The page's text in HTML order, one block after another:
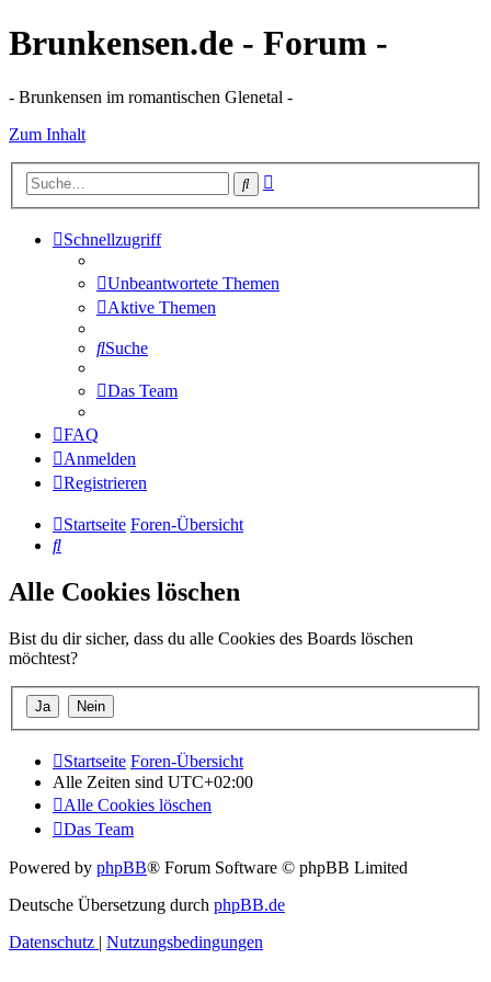
Brunkensen.de - Forum -
- Brunkensen im romantischen Glenetal -
Zum Inhalt
Suche
Schnellzugriff
Unbeantwortete Themen
Aktive Themen
Suche
Das Team
FAQ
Anmelden
Registrieren
Startseite Foren-Übersicht
Suche
Alle Cookies löschen
Bist du dir sicher, dass du alle Cookies des Boards löschen
möchtest?
Startseite Foren-Übersicht
Alle Zeiten sind UTC+02:00
Alle Cookies löschen
Das Team
Powered by phpBB® Forum Software © phpBB Limited
Deutsche Übersetzung durch phpBB.de
Datenschutz | Nutzungsbedingungen